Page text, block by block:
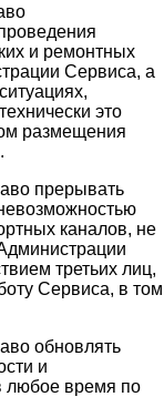
и ремонтных
Сервиса, а
это
размещения
прерывать
каналов, не
третьих лиц,
Сервиса, в том
обновлять
и
любое время по